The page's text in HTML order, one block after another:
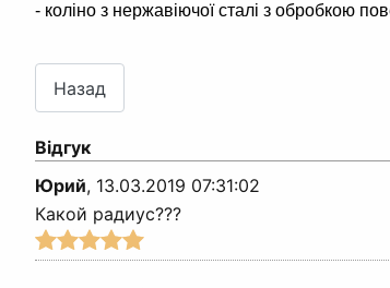
- коліно з нержавіючої сталі з обробкою
Відгук
Юрий, 13.03.2019 07:31:02
Какой радиус???